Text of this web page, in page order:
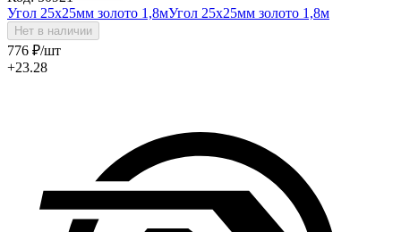
Угол 25х25мм золото 1,8мУгол 25х25мм золото 1,8м
Нет в наличии
776 ₽/шт
+23.28